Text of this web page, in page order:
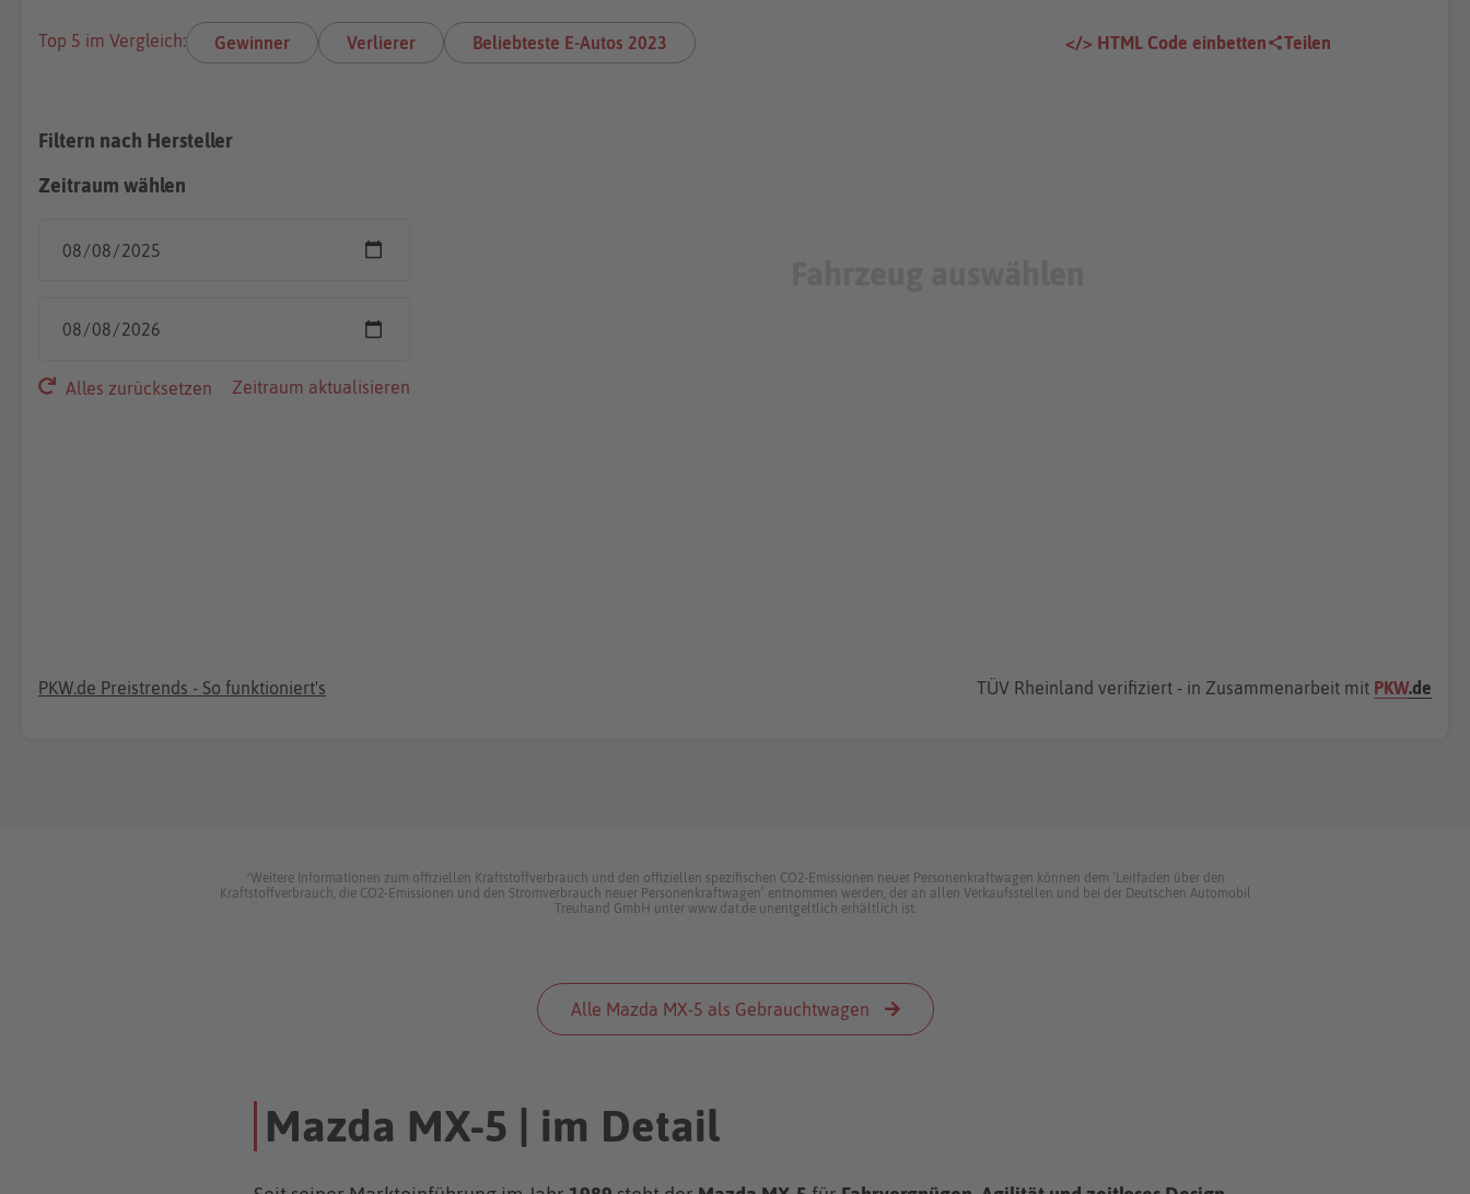
Top 5 im Vergleich: Gewinner Verlierer Beliebteste E-Autos 2023 </> HTML Code einbetten Teilen
Filtern nach Hersteller
Zeitraum wählen
Alles zurücksetzen Zeitraum aktualisieren
PKW.de Preistrends - So funktioniert's TÜV Rheinland verifiziert - in Zusammenarbeit mit PKW.de
*Weitere Informationen zum offiziellen Kraftstoffverbrauch und den offiziellen spezifischen CO2-Emissionen neuer Personenkraftwagen können dem ‘Leitfaden über den
Kraftstoffverbrauch, die CO2-Emissionen und den Stromverbrauch neuer Personenkraftwagen’ entnommen werden, der an allen Verkaufsstellen und bei der Deutschen Automobil
Treuhand GmbH unter www.dat.de unentgeltlich erhältlich ist.
Alle Mazda MX-5 als Gebrauchtwagen
Mazda MX-5 | im Detail